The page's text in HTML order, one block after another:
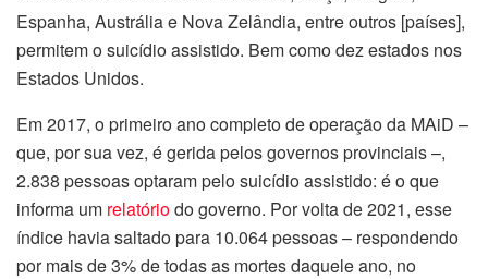
Espanha, Austrália e Nova Zelândia, entre outros [países],
permitem o suicídio assistido. Bem como dez estados nos
Estados Unidos.
Em 2017, o primeiro ano completo de operação da MAiD –
que, por sua vez, é gerida pelos governos provinciais –,
2.838 pessoas optaram pelo suicídio assistido: é o que
informa um relatóriodo governo. Por volta de 2021, esse
índice havia saltado para 10.064 pessoas – respondendo
por mais de 3% de todas as mortes daquele ano, no